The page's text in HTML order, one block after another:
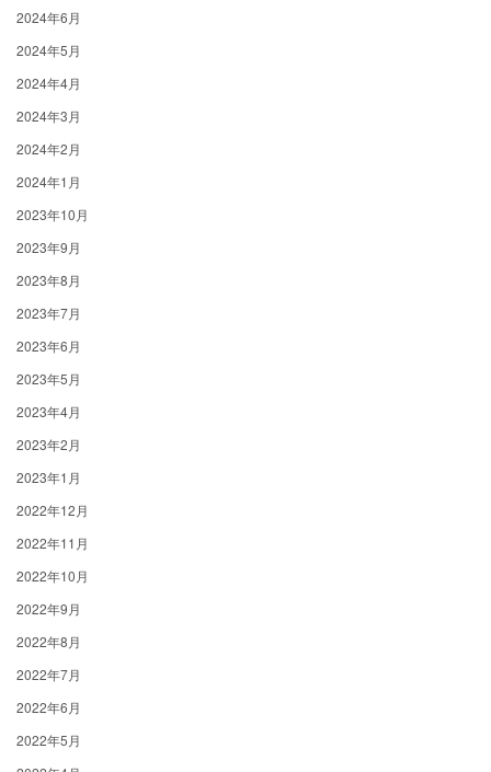
2024年6月
2024年5月
2024年4月
2024年3月
2024年2月
2024年1月
2023年10月
2023年9月
2023年8月
2023年7月
2023年6月
2023年5月
2023年4月
2023年2月
2023年1月
2022年12月
2022年11月
2022年10月
2022年9月
2022年8月
2022年7月
2022年6月
2022年5月